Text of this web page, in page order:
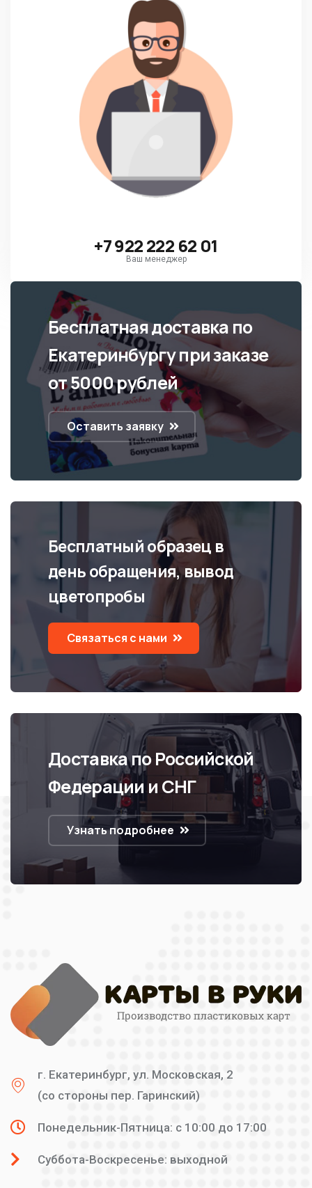
+7 922 222 62 01
Ваш менеджер
Бесплатная доставка по
Екатеринбургу при заказе
от 5000 рублей
Оставить заявку
Бесплатный образец в
день обращения, вывод
цветопробы
Связаться с нами
Доставка по Российской
Федерации и СНГ
Узнать подробнее
г. Екатеринбург, ул. Московская, 2
(со стороны пер. Гаринский)
Понедельник-Пятница: c 10:00 до 17:00
Суббота-Воскресенье: выходной